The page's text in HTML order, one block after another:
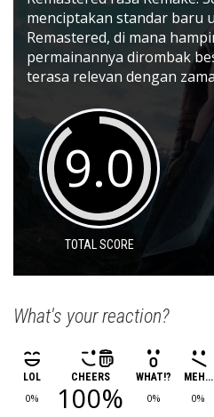
menciptakan standar baru
Remastered, di mana
permainannya dirombak
terasa relevan dengan
9.0
TOTAL SCORE
What's your reaction?
LOL
0%
CHEERS
100%
WHAT!?
0%
MEH...
0%